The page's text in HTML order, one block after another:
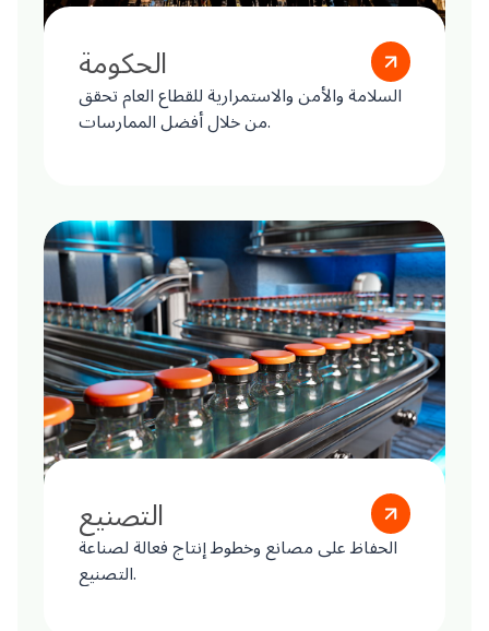
الحكومة
السلامة والأمن والاستمرارية للقطاع العام تحقق
من خلال أفضل الممارسات.
التصنيع
الحفاظ على مصانع وخطوط إنتاج فعالة لصناعة
التصنيع.